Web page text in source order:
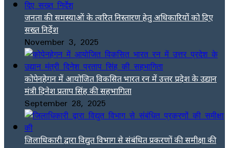
जनता की समस्याओं के त्वरित निस्तारण हेतु अधिकारियों को दिए
सख्त निर्देश
November 3, 2025
कोपेनहेगन में आयोजित विकसित भारत रन में उत्तर प्रदेश के उद्यान
मंत्री दिनेश प्रताप सिंह की सहभागिता
September 28, 2025
जिलाधिकारी द्वारा विद्युत विभाग से संबंधित प्रकरणों की समीक्षा की